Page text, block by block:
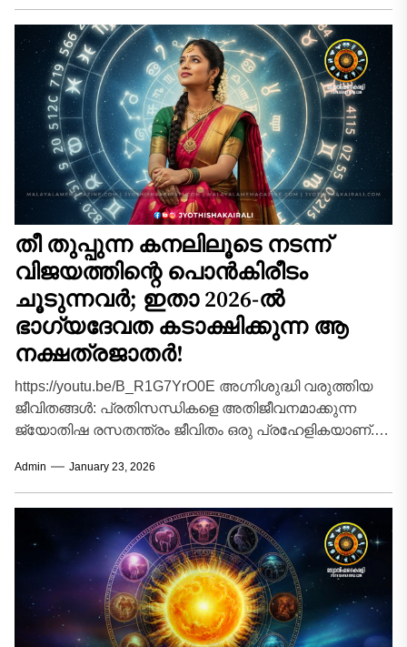
തീ തുപ്പുന്ന കനലിലൂടെ നടന്ന്
വിജയത്തിന്റെ പൊൻകിരീടം
ചൂടുന്നവർ; ഇതാ 2026-ൽ
ഭാഗ്യദേവത കടാക്ഷിക്കുന്ന ആ
നക്ഷത്രജാതർ!
https://youtu.be/B_R1G7YrO0E അഗ്നിശുദ്ധി വരുത്തിയ
ജീവിതങ്ങൾ: പ്രതിസന്ധികളെ അതിജീവനമാക്കുന്ന
ജ്യോതിഷ രസതന്ത്രം ജീവിതം ഒരു പ്രഹേളികയാണ്.
മുള്ളുകൾ നിറഞ്ഞ പാതയാണ്....
Admin January 23, 2026